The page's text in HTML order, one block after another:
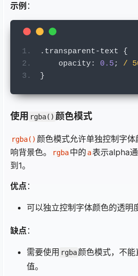
示例 ：
. transparent-text {
    opacity
: 0.5 ;
/
}
使用 rgba() 颜色模式
rgba() 颜色模式允许单独控制字
响背景色。
rgba中的 a表示alpha
到1。
优点 ：
可以独立控制字体颜色的透明
缺点 ：
需要使用 rgba颜色模式，不
值。